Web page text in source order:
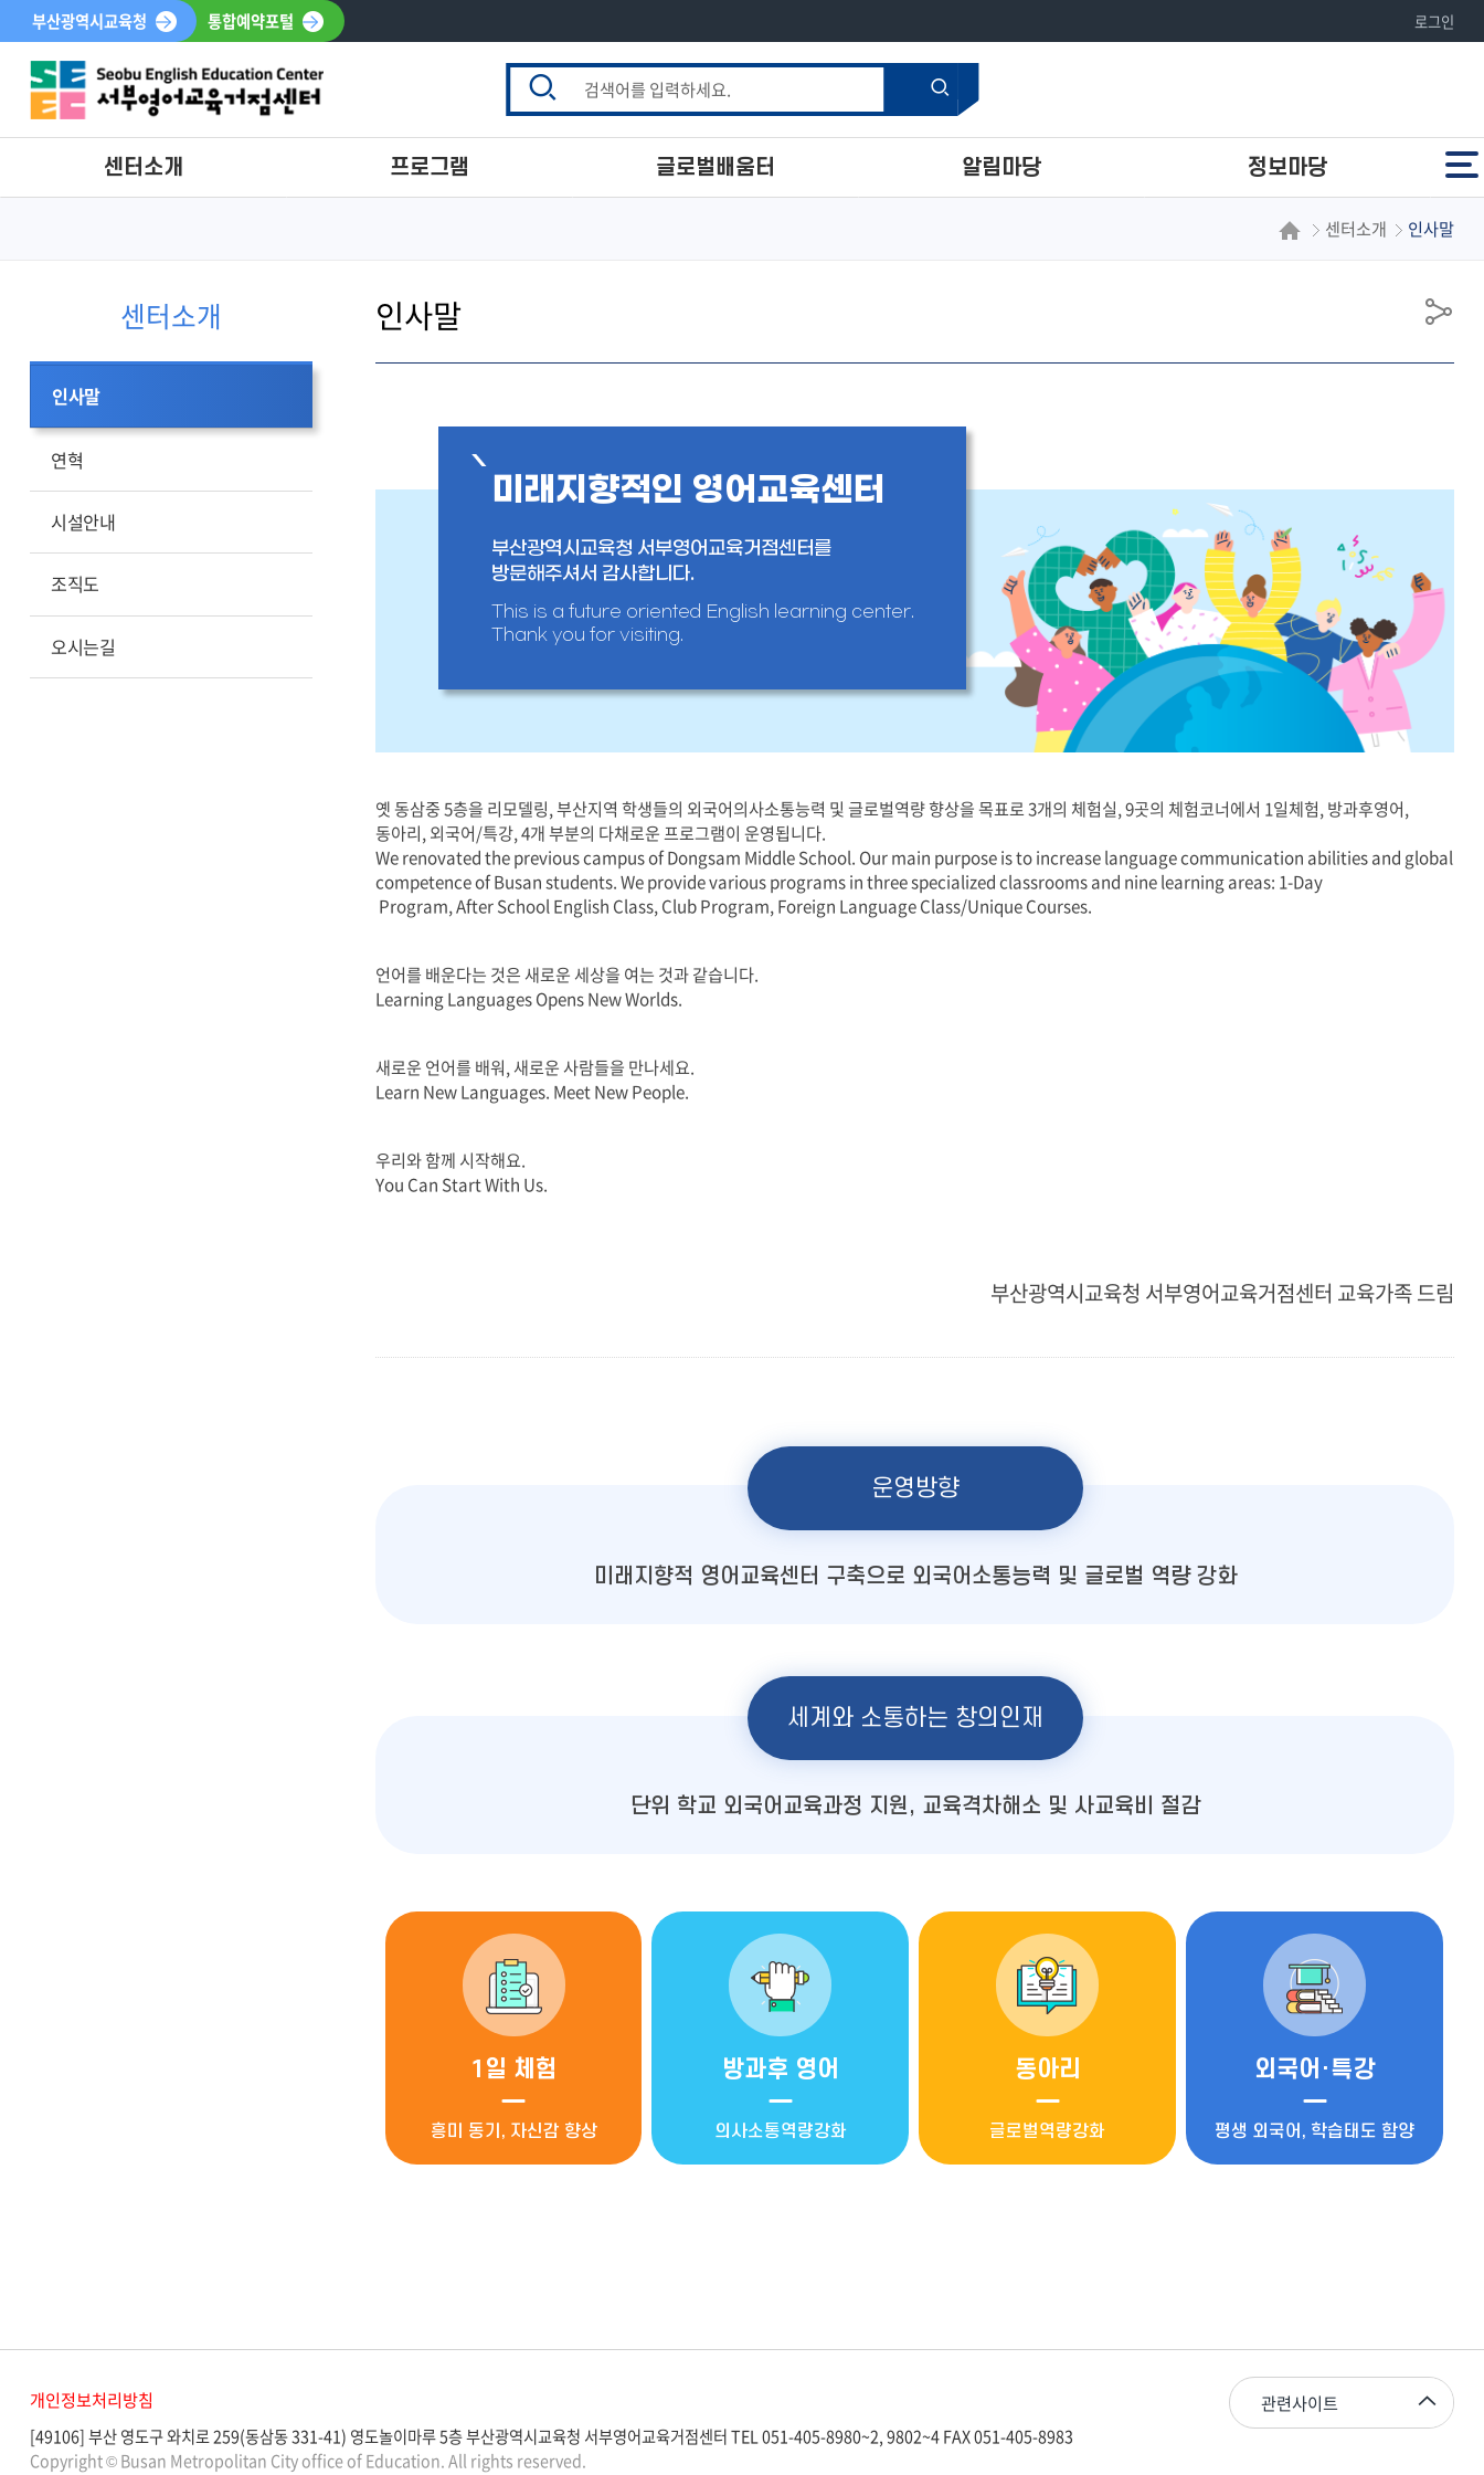
부산광역시교육청 통합예약포털 로그인
색
통
색
검
색
센터소개
프로그램
참여신청조회
글로벌배움터
가족세계문화체험
방학중 캠프
알림마당 정보마당
전체메뉴
센터소개
인사말
연혁
시설안내
조직도
오시는길
인사말
센터소개 인사말
공
미래지향적인 영어교육센터
부산광역시교육청 서부영어교육거점센터를
방문해주셔서 감사합니다.
This is a future oriented English learning center.
Thank you for visiting.
옛 동삼중 5층을 리모델링, 부산지역 학생들의 외국어의사소통능력 및 글로벌역량 향상을 목표로 3개의 체험실, 9곳의 체험코너에서 1일체험, 방과후영어,
동아리, 외국어/특강, 4개 부분의 다채로운 프로그램이 운영됩니다.
We renovated the previous campus of Dongsam Middle School. Our main purpose is to increase language communication abilities and global
competence of Busan students. We provide various programs in three specialized classrooms and nine learning areas: 1-Day
Program, After School English Class, Club Program, Foreign Language Class/Unique Courses.
언어를 배운다는 것은 새로운 세상을 여는 것과 같습니다.
Learning Languages Opens New Worlds.
새로운 언어를 배워, 새로운 사람들을 만나세요.
Learn New Languages. Meet New People.
우리와 함께 시작해요.
You Can Start With Us.
부산광역시교육청 서부영어교육거점센터 교육가족 드림
운영방향
미래지향적 영어교육센터 구축으로 외국어소통능력 및 글로벌 역량 강화
세계와 소통하는 창의인재
단위 학교 외국어교육과정 지원, 교육격차해소 및 사교육비 절감
1일 체험
흥미 동기, 자신감 향상
방과후 영어
의사소통역량강화
동아리
글로벌역량강화
외국어·특강
평생 외국어, 학습태도 함양
관련사이트
개인정보처리방침
[49106] 부산 영도구 와치로 259(동삼동 331-41) 영도놀이마루 5층 부산광역시교육청 서부영어교육거점센터 TEL 051-405-8980~2, 9802~4 FAX 051-405-8983
Copyright © Busan Metropolitan City office of Education. All rights reserved.